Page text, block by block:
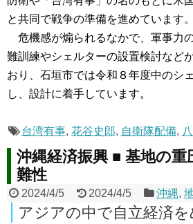
と共同で戦争の準備を進めています。
危機感が煽られるなかで、軍事力
難訓練やシェルターの設置検討など
おり、石垣市では令和８年度中のシ
し、設計に着手しています。
台湾有事, 花谷史郎, 自衛隊配備,
沖縄経済振興 ■ 基地の重
難性
2024/4/5 2024/4/5 沖縄,
アジアの中で自立経済